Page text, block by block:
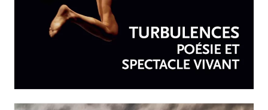
AVRIL-JUIN 2026
N°259
Turbulences : poésie et
spectacle vivant